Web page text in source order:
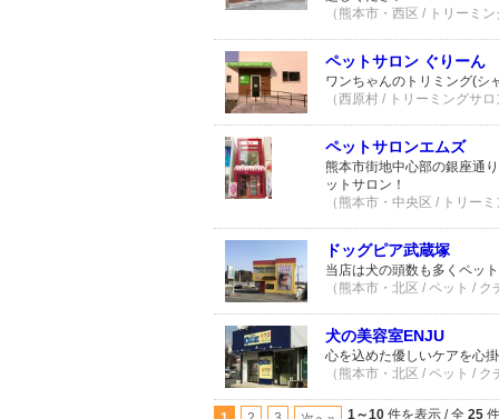
（熊本市・西区 / トリーミ
ペットサロン ぐりーん
ワンちゃんのトリミング(シ
（西原村 / トリーミングサ
ペットサロンエムズ
熊本市街地中心部の銀座通
ットサロン！
（熊本市・中央区 / トリー
ドッグピア武蔵塚
当店は犬の頭数も多くペッ
（熊本市・北区 / ペット /
犬の美容室ENJU
心を込めた優しいケアを心
（熊本市・北区 / ペット /
1～10 件を表示 / 全 25 件